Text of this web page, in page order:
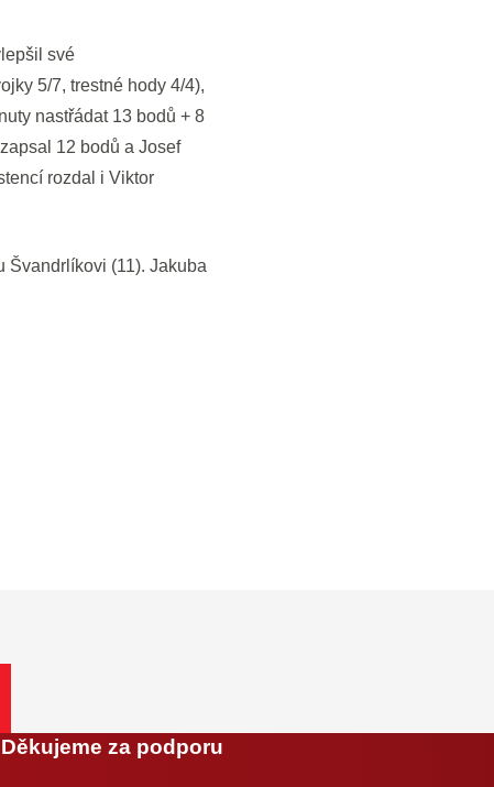
své
5/7, trestné hody 4/4),
nastřádat 13 bodů + 8
12 bodů a Josef
rozdal i Viktor
Švandrlíkovi (11). Jakuba
Děkujeme za podporu